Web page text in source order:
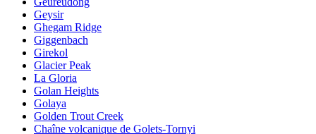
Geysir
Ghegam Ridge
Giggenbach
Girekol
Glacier Peak
La Gloria
Golan Heights
Golaya
Golden Trout Creek
Chaîne volcanique de Golets-Tornyi